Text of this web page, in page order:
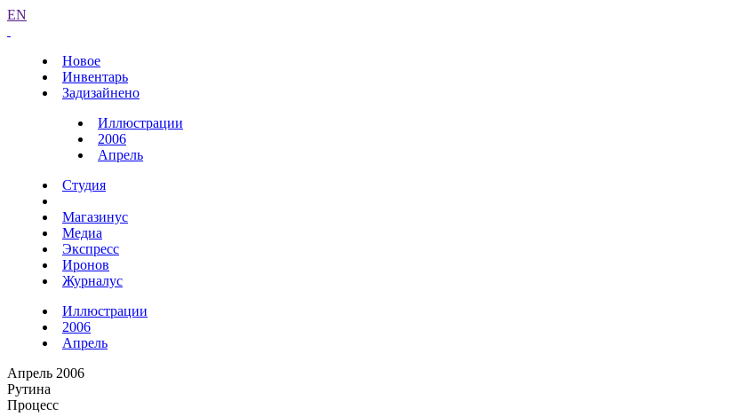
EN
Новое
Инвентарь
Задизайнено
Иллюстрации
2006
Апрель
Студия
Магазинус
Медиа
Экспресс
Иронов
Журналус
Иллюстрации
2006
Апрель
Апрель 2006
Рутина
Процесс